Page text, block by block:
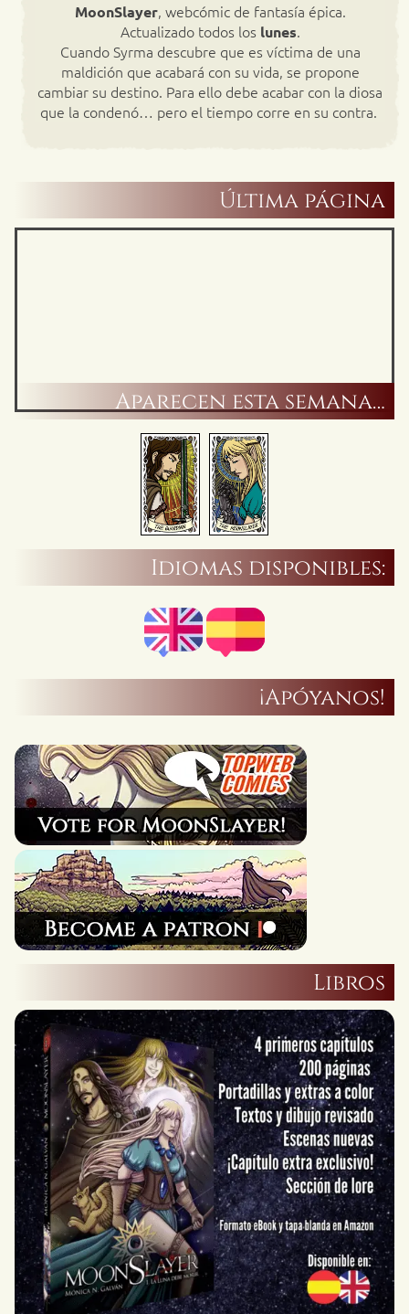
MoonSlayer, webcómic de fantasía épica.
Actualizado todos los lunes.
Cuando Syrma descubre que es víctima de una
maldición que acabará con su vida, se propone
cambiar su destino. Para ello debe acabar con la diosa
que la condenó… pero el tiempo corre en su contra.
Última página
Aparecen esta semana…
Idiomas disponibles:
¡Apóyanos!
Libros